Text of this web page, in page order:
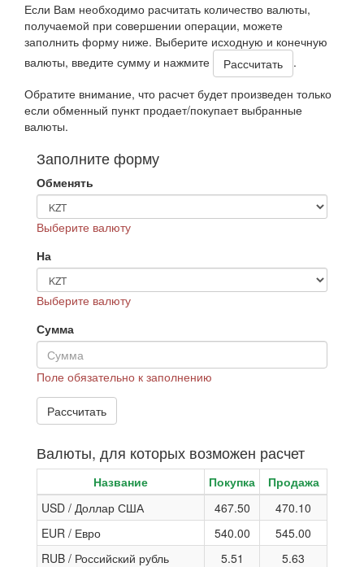
Если Вам необходимо расчитать количество валюты,
получаемой при совершении операции, можете
заполнить форму ниже. Выберите исходную и конечную
валюты, введите сумму и нажмите
.
Обратите внимание, что расчет будет произведен только
если обменный пункт продает/покупает выбранные
валюты.
Заполните форму
Обменять
Выберите валюту
На
Выберите валюту
Сумма
Поле обязательно к заполнению
Валюты, для которых возможен расчет
Название Покупка
Продажа
USD / Доллар США
467.50
470.10
EUR / Евро
540.00
545.00
RUB / Российский рубль
5.51
5.63